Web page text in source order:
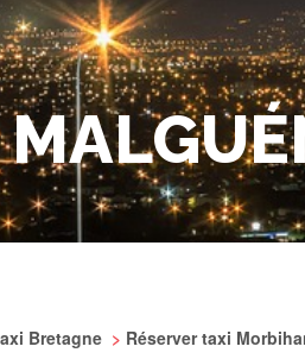
Bretagne > Réserver taxi